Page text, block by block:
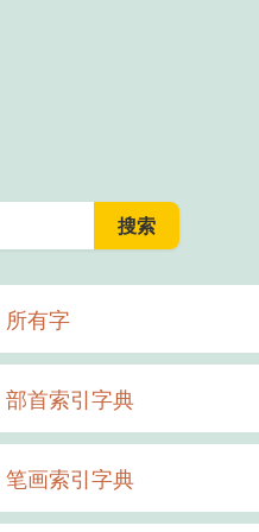
所有字
部首索引字典
笔画索引字典